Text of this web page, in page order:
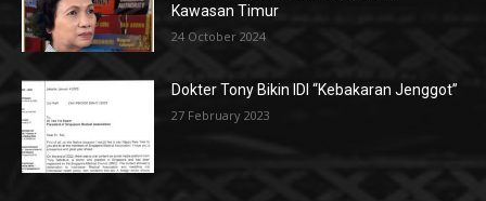
Kawasan Timur
24 October 2024
Dokter Tony Bikin IDI “Kebakaran Jenggot”
27 February 2023